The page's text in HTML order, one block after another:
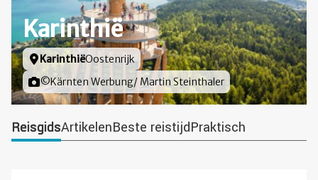
Karinthië
Locatie
KarinthiëOostenrijk
Foto door
©Kärnten Werbung/ Martin Steinthaler
ReisgidsArtikelenBeste reistijdPraktisch